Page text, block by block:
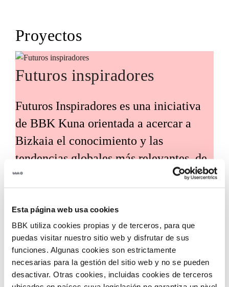
Esta página web usa cookies
BBK utiliza cookies propias y de terceros, para que
puedas visitar nuestro sitio web y disfrutar de sus
funciones. Algunas cookies son estrictamente
necesarias para la gestión del sitio web y no se pueden
desactivar. Otras cookies, incluidas cookies de terceros
Proyectos
Futuros inspiradores
Futuros Inspiradores es una iniciativa
de BBK Kuna orientada a acercar a
Bizkaia el conocimiento y las
tendencias globales más relevantes, de
la mano de expertos y voces
internacionales de referencia. Su
propósito es traducir estos análisis en
claves útiles para el desarrollo social,
económico y tecnológico del territorio.